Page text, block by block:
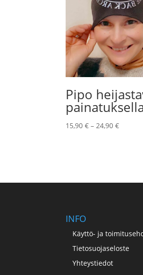
Pipo
15,90€ – 24,90€
INFO
Käyttö- ja
Tietosuojaseloste
Yhteystiedot